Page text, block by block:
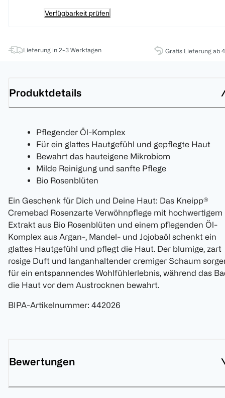
Verfügbarkeit prüfen
Lieferung in 2-3 Werktagen Gratis Lieferung ab
Produktdetails
Pflegender Öl-Komplex
Für ein glattes Hautgefühl und gepflegte Haut
Bewahrt das hauteigene Mikrobiom
Milde Reinigung und sanfte Pflege
Bio Rosenblüten
Ein Geschenk für Dich und Deine Haut: Das Kneipp®
Cremebad Rosenzarte Verwöhnpflege mit hochwertigem
Extrakt aus Bio Rosenblüten und einem pflegenden Öl-
Komplex aus Argan-, Mandel- und Jojobaöl schenkt ein
glattes Hautgefühl und pflegt die Haut. Der blumige, zart
rosige Duft und langanhaltender cremiger Schaum
für ein entspannendes Wohlfühlerlebnis, während das
die Haut vor dem Austrocknen bewahrt.
BIPA-Artikelnummer: 442026
Bewertungen